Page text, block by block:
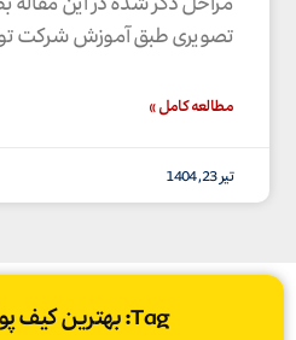
تصویری طبق آموزش شرکت
مطالعه کامل »
تیر 23, 1404
Tag: بهترین کیف پول ارز دیجیتال